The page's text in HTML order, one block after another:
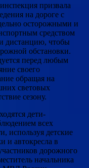
призвала
на дороге с
осторожными и
средством
дистанцию, чтобы
обстановки.
перед любым
своего
обращая на
световых
сезону.
дети-
всех
используя детские
и автокресла в
дорожного
начальника